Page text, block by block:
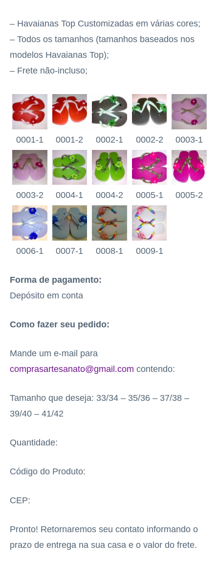
– Havaianas Top Customizadas em várias cores;
– Todos os tamanhos (tamanhos baseados nos
modelos Havaianas Top);
– Frete não-incluso;
0001-1 0001-2 0002-1 0002-2 0003-1
0003-2 0004-1 0004-2 0005-1 0005-2
0006-1 0007-1 0008-1 0009-1
Forma de pagamento:
Depósito em conta
Como fazer seu pedido:
Mande um e-mail para
comprasartesanato@gmail.com contendo:
Tamanho que deseja: 33/34 – 35/36 – 37/38 –
39/40 – 41/42
Quantidade:
Código do Produto:
CEP:
Pronto! Retornaremos seu contato informando o
prazo de entrega na sua casa e o valor do frete.